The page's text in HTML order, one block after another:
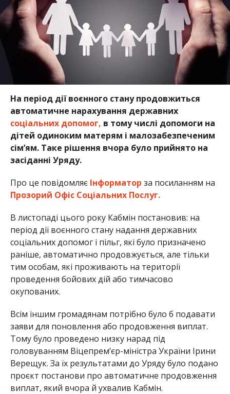
На період дії воєнного стану продовжиться
автоматичне нарахування державних
соціальних допомог, в тому числі допомоги на
дітей одиноким матерям і малозабезпеченим
сім’ям. Таке рішення вчора було прийнято на
засіданні Уряду.
Про це повідомляє Інформатор за посиланням на
Прозорий Офіс Соціальних Послуг.
В листопаді цього року Кабмін постановив: на
період дії воєнного стану надання державних
соціальних допомог і пільг, які було призначено
раніше, автоматично продовжується, але тільки
тим особам, які проживають на території
проведення бойових дій або тимчасово
окупованих.
Всім іншим громадянам потрібно було б подавати
заяви для поновлення або продовження виплат.
Тому було проведено низку нарад під
головуванням Віцепрем’єр-міністра України Ірини
Верещук. За їх результатами до Уряду було подано
проєкт постанови про автоматичне продовження
виплат, який вчора й ухвалив Кабмін.